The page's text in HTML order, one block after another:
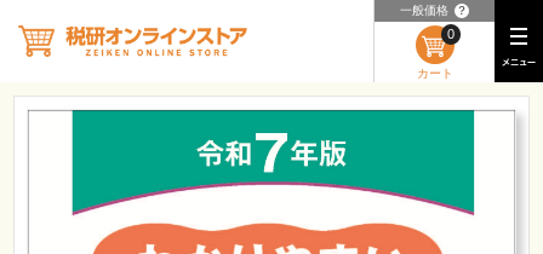
一般価格 ？
カート
0